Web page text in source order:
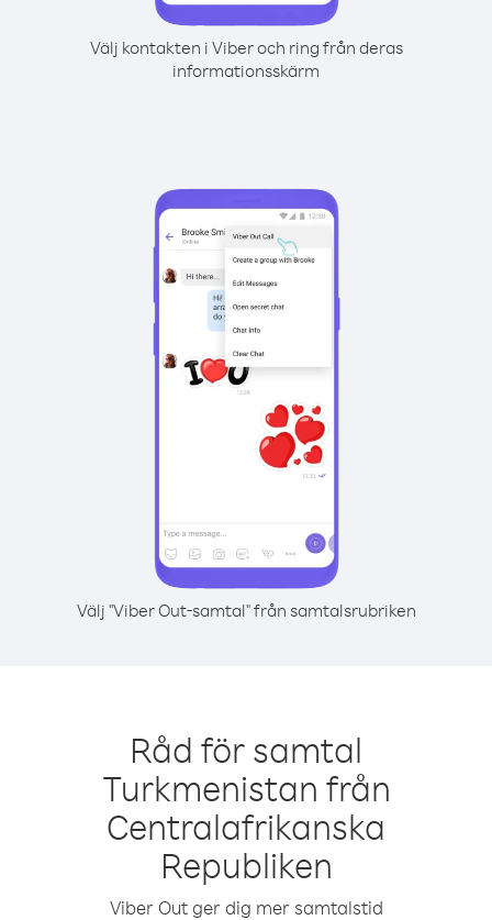
Välj kontakten i Viber och ring från deras
informationsskärm
Välj "Viber Out-samtal" från samtalsrubriken
Råd för samtal
Turkmenistan från
Centralafrikanska
Republiken
Viber Out ger dig mer samtalstid